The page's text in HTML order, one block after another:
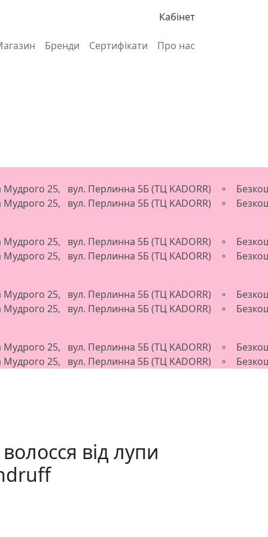
Кабінет
Бренди Сертифікати Про нас
25, вул. Перлинна 5Б (ТЦ KADORR) ∘
25, вул. Перлинна 5Б (ТЦ KADORR) ∘
25, вул. Перлинна 5Б (ТЦ KADORR) ∘
25, вул. Перлинна 5Б (ТЦ KADORR) ∘
25, вул. Перлинна 5Б (ТЦ KADORR) ∘
25, вул. Перлинна 5Б (ТЦ KADORR) ∘
25, вул. Перлинна 5Б (ТЦ KADORR) ∘
25, вул. Перлинна 5Б (ТЦ KADORR) ∘
від лупи